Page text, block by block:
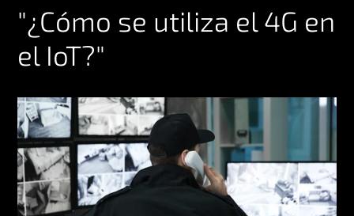
"¿Cómo se utiliza el 4G en
el IoT?"